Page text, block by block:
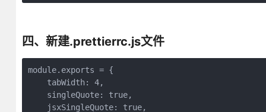
四、新建.prettierrc.js文件
module.exports = {
    tabWidth: 4,
    singleQuote: true,
    jsxSingleQuote: true,